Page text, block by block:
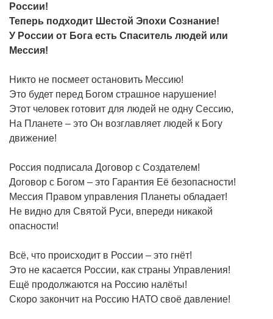
России!
Теперь подходит Шестой Эпохи Сознание!
У России от Бога есть Спаситель людей или
Мессия!
Никто не посмеет остановить Мессию!
Это будет перед Богом страшное нарушение!
Этот человек готовит для людей не одну Сессию,
На Планете – это Он возглавляет людей к Богу
движение!
Россия подписала Договор с Создателем!
Договор с Богом – это Гарантия Её безопасности!
Мессия Правом управления Планеты обладает!
Не видно для Святой Руси, впереди никакой
опасности!
Всё, что происходит в России – это гнёт!
Это не касается России, как страны Управления!
Ещё продолжаются на Россию налёты!
Скоро закончит на Россию НАТО своё давление!